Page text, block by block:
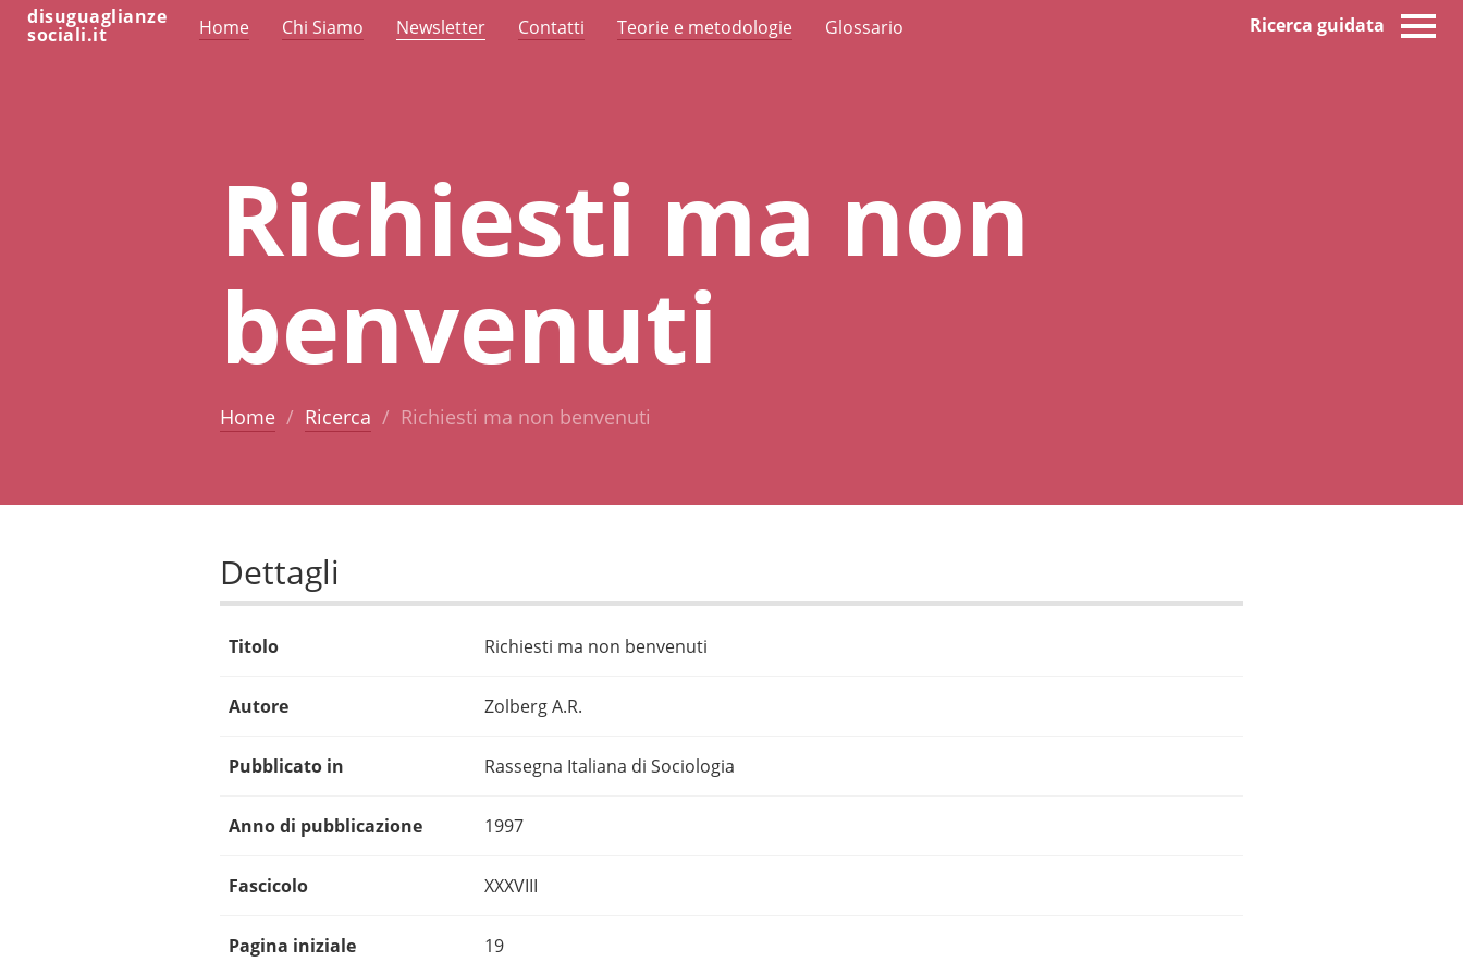
disuguaglianze
sociali.it Home Chi Siamo Newsletter Contatti Teorie e metodologie Glossario Ricerca guidata
Richiesti ma non
benvenuti
Home Ricerca Richiesti ma non benvenuti
Dettagli
Titolo Richiesti ma non benvenuti
Autore Zolberg A.R.
Pubblicato in Rassegna Italiana di Sociologia
Anno di pubblicazione 1997
Fascicolo XXXVIII
Pagina iniziale 19